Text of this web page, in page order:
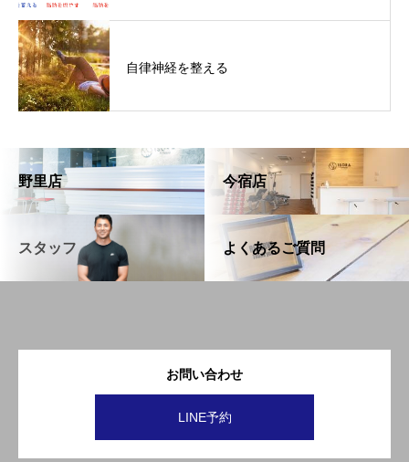
自律神経を整える
野里店 今宿店
スタッフ よくあるご質問
お問い合わせ
LINE予約